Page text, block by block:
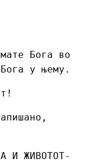
Бога во
у њему.
И ЖИВОТОТ-